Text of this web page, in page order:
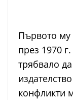
Първото му
през 1970
трябвало
конфликти